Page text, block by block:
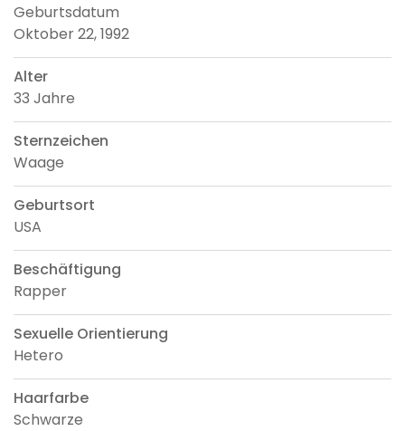
Geburtsdatum
Oktober 22, 1992
Alter
33 Jahre
Sternzeichen
Waage
Geburtsort
USA
Beschäftigung
Rapper
Sexuelle Orientierung
Hetero
Haarfarbe
Schwarze